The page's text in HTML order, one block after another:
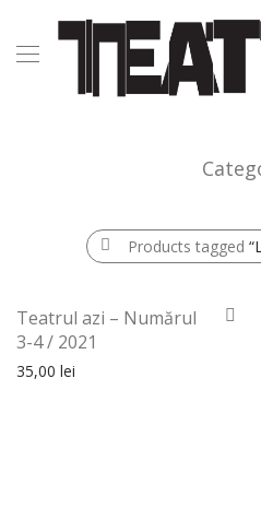
Products tagged
Teatrul azi – Numărul
3-4 / 2021
35,00 lei